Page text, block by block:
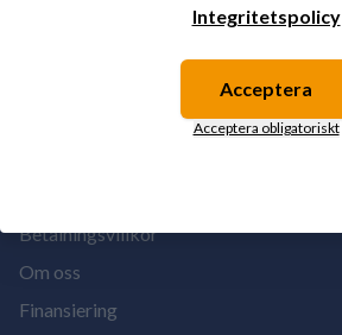
Kållby maskinförsäljning
Birkala maskinförsäljning
Betalningsvillkor
Om oss
Finansiering
Integritetspolicy
Acceptera
Acceptera obligatoriskt